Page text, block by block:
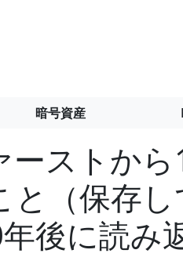
暗号資産
ーストか
（保存し
後に読み